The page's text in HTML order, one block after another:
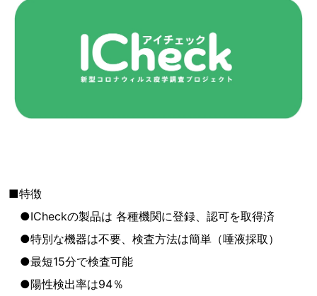
■特徴
●ICheckの製品は 各種機関に登録、認可を取得済
●特別な機器は不要、検査方法は簡単（唾液採取）
●最短15分で検査可能
●陽性検出率は94％